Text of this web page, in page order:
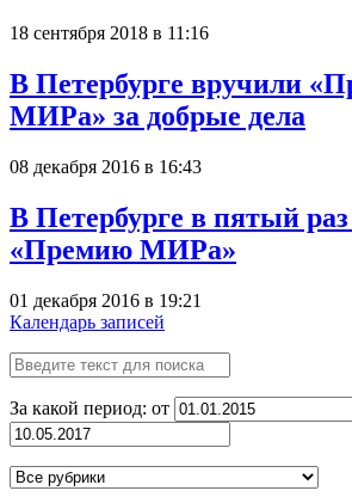
18 сентября 2018 в 11:16
В Петербурге вручили
МИРа» за добрые дела
08 декабря 2016 в 16:43
В Петербурге в пятый
«Премию МИРа»
01 декабря 2016 в 19:21
Календарь записей
За какой период: от